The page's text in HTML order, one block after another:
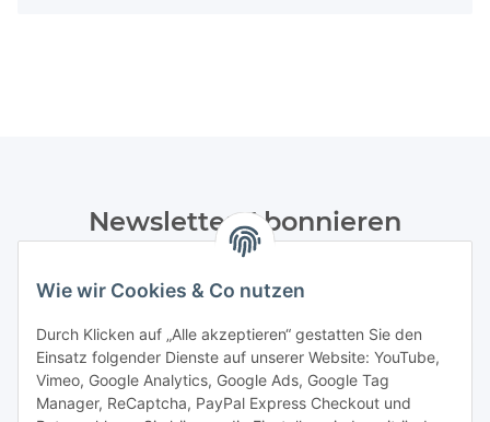
Wie wir Cookies & Co nutzen
Durch Klicken auf „Alle akzeptieren“ gestatten Sie den
Einsatz folgender Dienste auf unserer Website: YouTube,
Vimeo, Google Analytics, Google Ads, Google Tag
Manager, ReCaptcha, PayPal Express Checkout und
Newsletter Abonnieren
Datenschutzerklärungregelmäßig und jederzeit widerruflich
Abonnieren